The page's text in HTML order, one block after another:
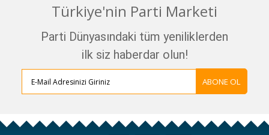
Türkiye'nin Parti Marketi
Parti Dünyasındaki tüm yeniliklerden
ilk siz haberdar olun!
ABONE OL